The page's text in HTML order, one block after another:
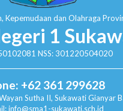
Kepemudaan dan Olahraga
1
NSS: 301220504020
+62 361 299628
Sutha II, SukawatiGianyar
info@sma1-sukawati.sch.id